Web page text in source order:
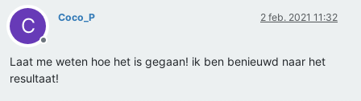
C
Offline
Coco_P 2 feb. 2021 11:32
Laat me weten hoe het is gegaan! ik ben benieuwd naar het
resultaat!